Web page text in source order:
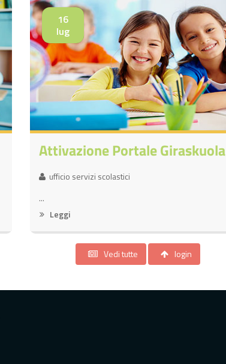
16
lug
Attivazione Portale Giraskuola
ufficio servizi scolastici
...
Leggi
Vedi tutte login